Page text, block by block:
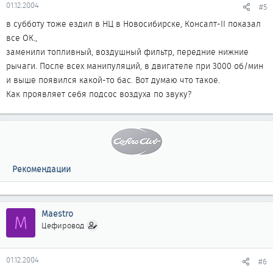
01.12.2004 #5
в субботу тоже ездил в НЦ в Новосибирске, Консалт-II показал
все ОК.,
заменили топливный, воздушный фильтр, передние нижние
рычаги. После всех манипуляций, в двигателе при 3000 об/мин
и выше появился какой-то бас. Вот думаю что такое.
Как проявляет себя подсос воздуха по звуку?
Рекомендации
M Maestro
Цефировод
01.12.2004 #6